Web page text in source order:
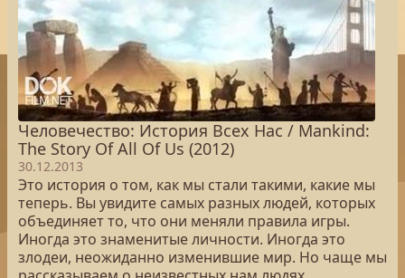
Человечество: История Всех Нас / Mankind:
The Story Of All Of Us (2012)
30.12.2013
Это история о том, как мы стали такими, какие мы
теперь. Вы увидите самых разных людей, которых
объединяет то, что они меняли правила игры.
Иногда это знаменитые личности. Иногда это
злодеи, неожиданно изменившие мир. Но чаще мы